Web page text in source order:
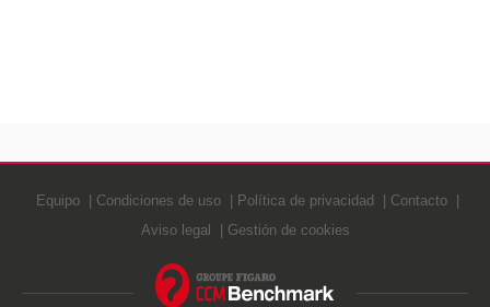
Equipo Condiciones de uso Política de privacidad
Contacto
Aviso legal
Gestión de cookies